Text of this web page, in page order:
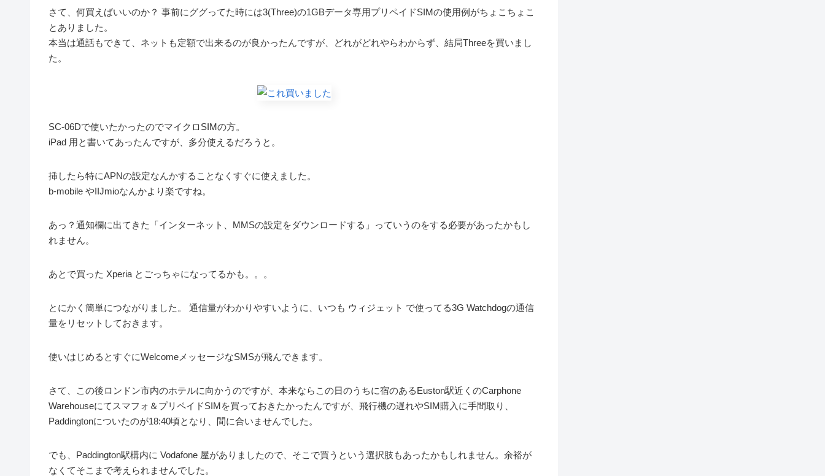
さて、何買えばいいのか？ 事前にググってた時には3(Three)の1GBデータ専用プリペイドSIMの使用例がちょこちょこ
とありました。
本当は通話もできて、ネットも定額で出来るのが良かったんですが、どれがどれやらわからず、結局Threeを買いまし
た。
SC-06Dで使いたかったのでマイクロSIMの方。
iPad 用と書いてあったんですが、多分使えるだろうと。
挿したら特にAPNの設定なんかすることなくすぐに使えました。
b-mobile やIIJmioなんかより楽ですね。
あっ？通知欄に出てきた「インターネット、MMSの設定をダウンロードする」っていうのをする必要があったかもし
れません。
あとで買った Xperia とごっちゃになってるかも。。。
とにかく簡単につながりました。 通信量がわかりやすいように、いつも ウィジェット で使ってる3G Watchdogの通信
量をリセットしておきます。
使いはじめるとすぐにWelcomeメッセージなSMSが飛んできます。
さて、この後ロンドン市内のホテルに向かうのですが、本来ならこの日のうちに宿のあるEuston駅近くのCarphone
Warehouseにてスマフォ＆プリペイドSIMを買っておきたかったんですが、飛行機の遅れやSIM購入に手間取り、
Paddingtonについたのが18:40頃となり、間に合いませんでした。
でも、Paddington駅構内に Vodafone 屋がありましたので、そこで買うという選択肢もあったかもしれません。余裕が
なくてそこまで考えられませんでした。